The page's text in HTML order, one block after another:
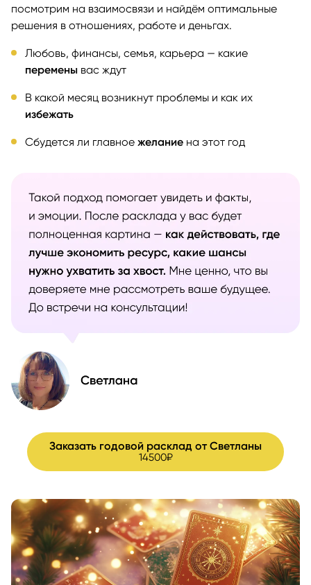
посмотрим на взаимосвязи и найдём оптимальные
решения в отношениях, работе и деньгах.
Любовь, финансы, семья, карьера — какие
перемены вас ждут
В какой месяц возникнут проблемы и как их
избежать
Сбудется ли главное желание на этот год
Заказать годовой расклад от Светланы
14500₽